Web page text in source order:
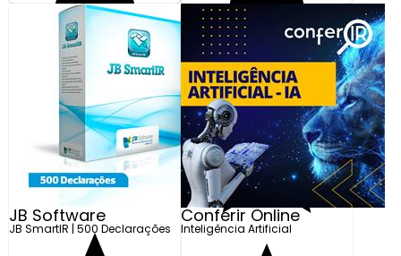
R$ 4.198,00
Em até 10x de R$ 419,80
Adicionar
R$ 2.499,00
Em até 10x de R$ 249,90
Adicionar
JB Software
JB SmartIR | 500 Declarações
Conferir Online
Inteligência Artificial